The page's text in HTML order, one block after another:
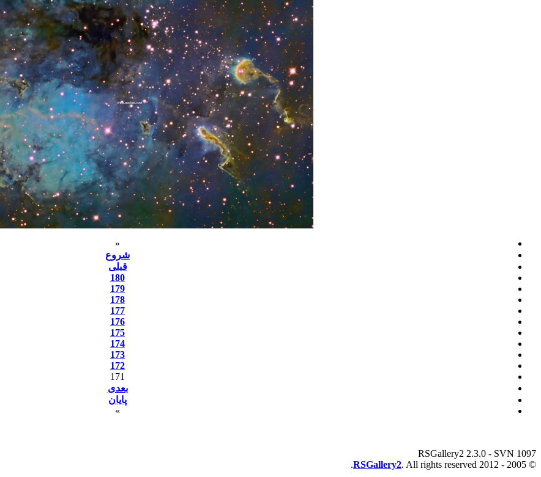
«
شروع
قبلی
180
179
178
177
176
175
174
173
172
171
بعدی
پایان
»
RSGallery2 2.3.0 - SVN 1097
© 2005 - 2012
RSGallery2. All rights reserved.